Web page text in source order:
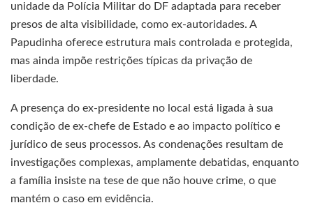
unidade da Polícia Militar do DF adaptada para receber
presos de alta visibilidade, como ex-autoridades. A
Papudinha oferece estrutura mais controlada e protegida,
mas ainda impõe restrições típicas da privação de
liberdade.
A presença do ex-presidente no local está ligada à sua
condição de ex-chefe de Estado e ao impacto político e
jurídico de seus processos. As condenações resultam de
investigações complexas, amplamente debatidas, enquanto
a família insiste na tese de que não houve crime, o que
mantém o caso em evidência.